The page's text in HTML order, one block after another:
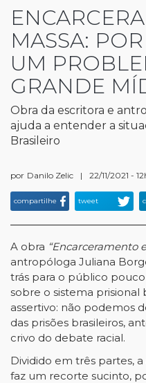
navegação
MASSA:
UM
GRANDE
Obra da escritora e
ajuda a entender a
Brasileiro
por Danilo Zelic | 22/11/2021 -
compartilhe tweet
A obra “Encarceramento
antropóloga Juliana
trás para o público
sobre o sistema
assertivo: não podemos
das prisões brasileiros,
crivo do debate racial.
Dividido em três partes, a
faz um recorte sucinto,